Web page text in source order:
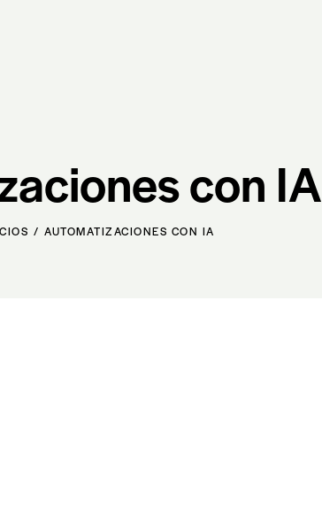
con IA
AUTOMATIZACIONES CON IA